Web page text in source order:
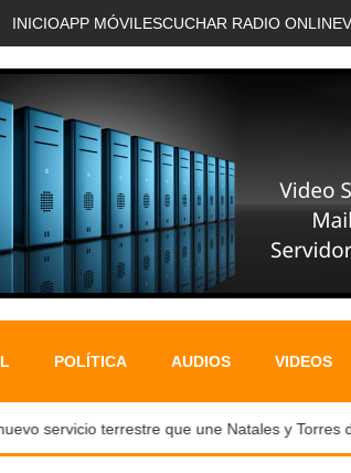
INICIOAPP MÓVIL ESCUCHAR RADIO ONLINE
POLÍTICA AUDIOS VIDEOS
servicio terrestre que une Natales y Torres del